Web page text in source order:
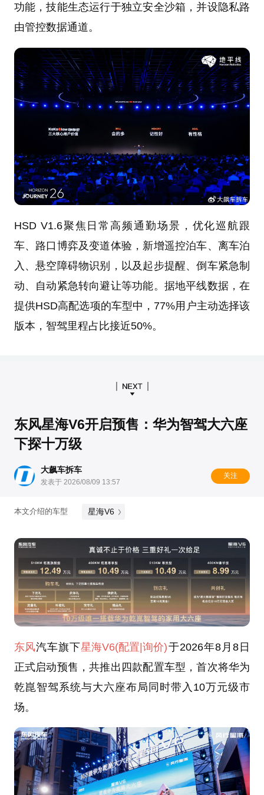
功能，技能生态运行于独立安全沙箱，并设隐私路
由管控数据通道。
HSD V1.6聚焦日常高频通勤场景，优化巡航跟
车、路口博弈及变道体验，新增遥控泊车、离车泊
入、悬空障碍物识别，以及起步提醒、倒车紧急制
动、自动紧急转向避让等功能。据地平线数据，在
提供HSD高配选项的车型中，77%用户主动选择该
版本，智驾里程占比接近50%。
东风星海V6开启预售：华为智驾大六座
下探十万级
大飙车拆车
发表于 2026/08/09 13:57
关注
本文介绍的车型 星海V6
东风汽车旗下星海V6(配置|询价)于2026年8月8日
正式启动预售，共推出四款配置车型，首次将华为
乾崑智驾系统与大六座布局同时带入10万元级市
场。